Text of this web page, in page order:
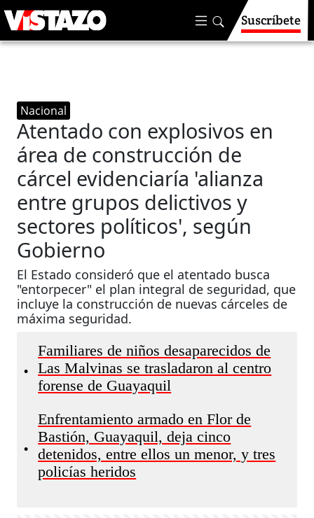
Suscríbete
Nacional
Atentado con explosivos en
área de construcción de
cárcel evidenciaría 'alianza
entre grupos delictivos y
sectores políticos', según
Gobierno
El Estado consideró que el atentado busca
"entorpecer" el plan integral de seguridad, que
incluye la construcción de nuevas cárceles de
máxima seguridad.
•
Familiares de niños desaparecidos de
Las Malvinas se trasladaron al centro
forense de Guayaquil
•
Enfrentamiento armado en Flor de
Bastión, Guayaquil, deja cinco
detenidos, entre ellos un menor, y tres
policías heridos